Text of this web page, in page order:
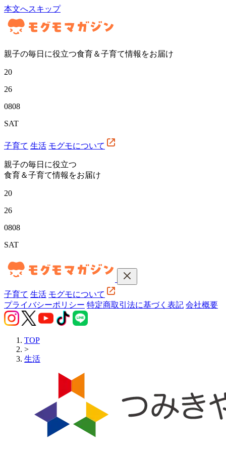
本文へスキップ
親子の毎日に役立つ食育＆子育て情報をお届け
20
26
0808
SAT
子育て 生活 モグモについて
親子の毎日に役立つ
食育＆子育て情報をお届け
20
26
0808
SAT
子育て 生活 モグモについて
プライバシーポリシー 特定商取引法に基づく表記 会社概要
TOP
>
生活